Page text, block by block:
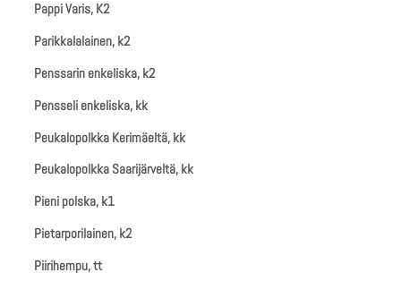
Pappi Varis, K2
Parikkalalainen, k2
Penssarin enkeliska, k2
Pensseli enkeliska, kk
Peukalopolkka Kerimäeltä, kk
Peukalopolkka Saarijärveltä, kk
Pieni polska, k1
Pietarporilainen, k2
Piirihempu, tt